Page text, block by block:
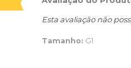
Esta avaliação não
Tamanho: G1